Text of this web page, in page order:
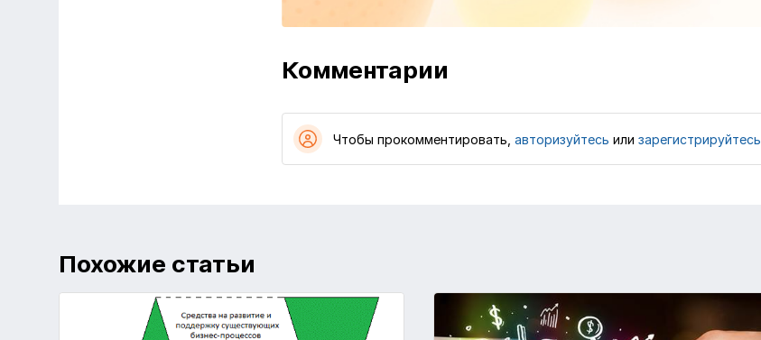
Комментарии
Чтобы прокомментировать, авторизуйтесь или зарегистрируйтесь
Похожие статьи